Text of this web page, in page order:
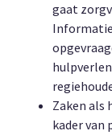
gaat
Zaken
kader van